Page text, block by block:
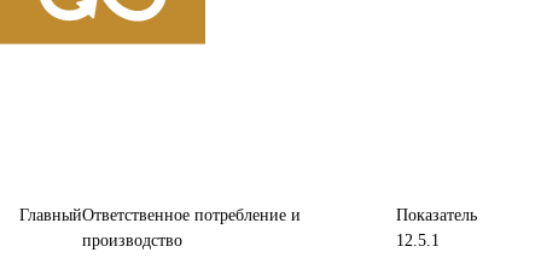
ГлавныйОтветственное потребление и
производство
Показатель
12.5.1